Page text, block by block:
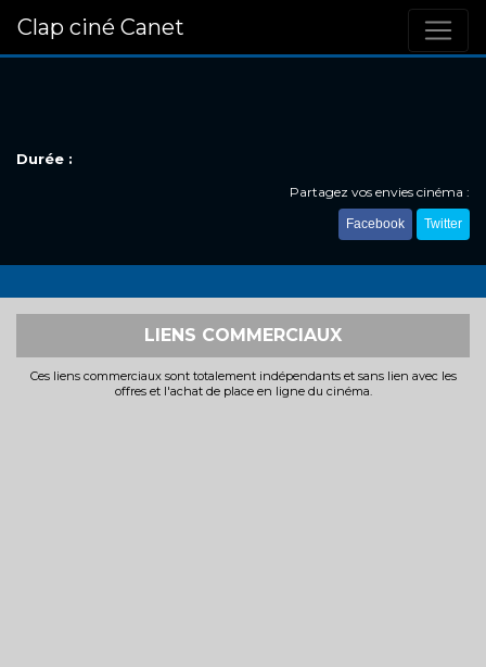
Clap ciné Canet
Durée :
Partagez vos envies cinéma :
Facebook Twitter
LIENS COMMERCIAUX
Ces liens commerciaux sont totalement indépendants et sans lien avec les
offres et l'achat de place en ligne du cinéma.